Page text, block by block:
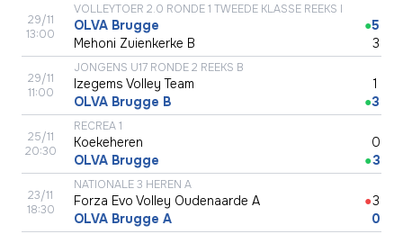
29/11
13:00
VOLLEYTOER 2.0 RONDE 1 TWEEDE KLASSE REEKS I
OLVA Brugge
Mehoni Zuienkerke B
●5
3
29/11
11:00
JONGENS U17 RONDE 2 REEKS B
Izegems Volley Team
OLVA Brugge B
●
1
3
25/11
20:30
RECREA 1
Koekeheren
OLVA Brugge
●
0
3
23/11
18:30
NATIONALE 3 HEREN A
Forza Evo Volley Oudenaarde A
OLVA Brugge A
●3
0